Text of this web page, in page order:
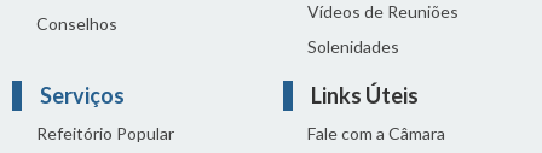
Conselhos
Vídeos de Reuniões
Solenidades
Serviços
Refeitório Popular
Links Úteis
Fale com a Câmara